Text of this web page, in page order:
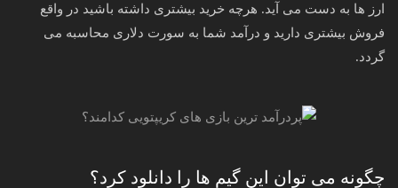
ارز ها به دست می آید. هرچه خرید بیشتری داشته باشید در واقع
فروش بیشتری دارید و درآمد شما به سورت دلاری محاسبه می
گردد.
چگونه می توان این گیم ها را دانلود کرد؟